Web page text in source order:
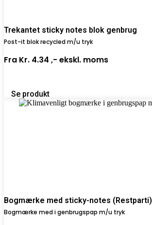
Trekantet sticky notes blok genbrug
Post-it blok recycled m/u tryk
Fra Kr. 4.34 ,- ekskl. moms
Se produkt
Bogmærke med sticky-notes (Restparti)
Bogmærke med i genbrugspap m/u tryk